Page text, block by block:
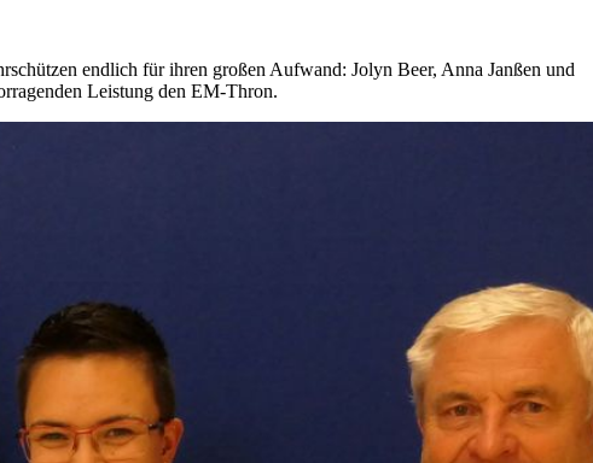
endlich für ihren großen Aufwand: Jolyn Beer, Anna Janßen und
Leistung den EM-Thron.